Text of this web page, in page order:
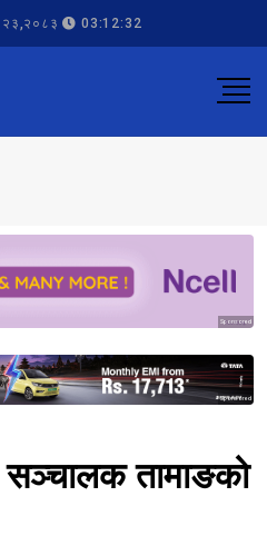
२३,२०८३ 03:12:32
Sponsored
Sponsored
सञ्चालक तामाङको